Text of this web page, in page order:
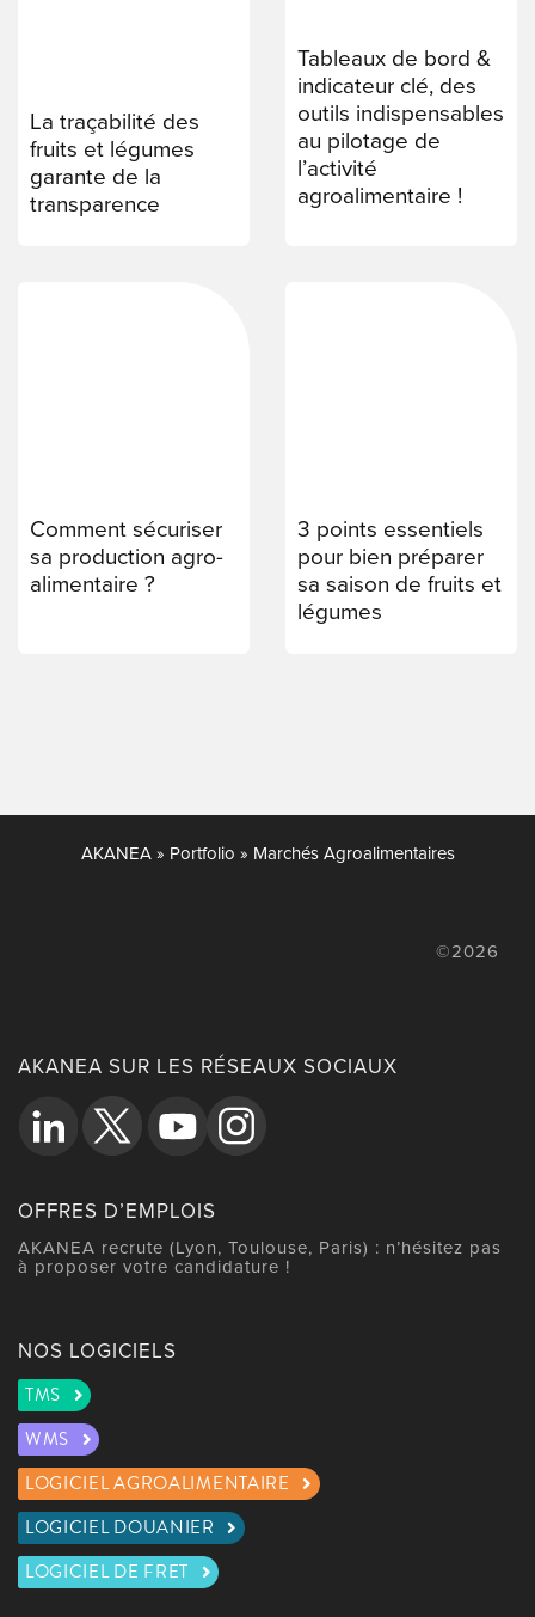
La traçabilité des
fruits et légumes
garante de la
transparence
Tableaux de bord &
indicateur clé, des
outils indispensables
au pilotage de
l’activité
agroalimentaire !
Comment sécuriser
sa production agro-
alimentaire ?
3 points essentiels
pour bien préparer
sa saison de fruits et
légumes
AKANEA» Portfolio » Marchés Agroalimentaires
©2026
AKANEA SUR LES RÉSEAUX SOCIAUX
OFFRES D’EMPLOIS
AKANEA recrute (Lyon, Toulouse, Paris) : n’hésitez pas
à proposer votre candidature !
NOS LOGICIELS
TMS
WMS
LOGICIEL AGROALIMENTAIRE
LOGICIEL DOUANIER
LOGICIEL DE FRET